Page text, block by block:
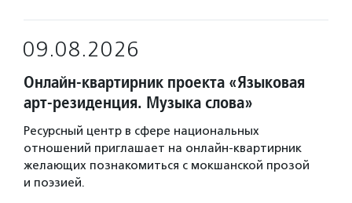
09.08.2026
Онлайн-квартирник проекта «Языковая
арт-резиденция. Музыка слова»
Ресурсный центр в сфере национальных
отношений приглашает на онлайн-квартирник
желающих познакомиться с мокшанской прозой
и поэзией.